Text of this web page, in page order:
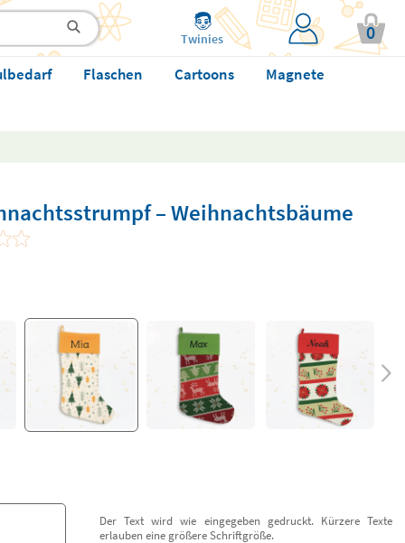
Twinies 0
Flaschen Cartoons Magnete
– Weihnachtsbäume
Der Text wird wie eingegeben gedruckt. Kürzere Texte
erlauben eine größere Schriftgröße.